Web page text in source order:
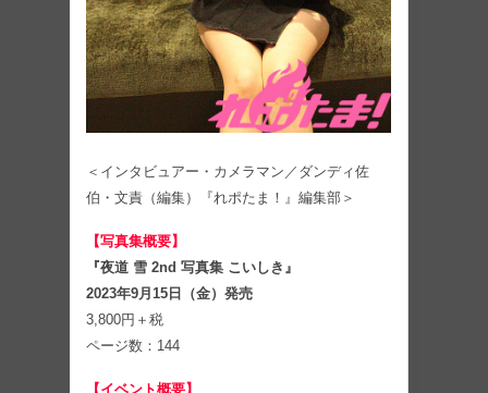
＜インタビュアー・カメラマン／ダンディ佐
伯・文責（編集）『れポたま！』編集部＞
【写真集概要】
『夜道 雪 2nd 写真集 こいしき』
2023年9月15日（金）発売
3,800円＋税
ページ数：144
【イベント概要】